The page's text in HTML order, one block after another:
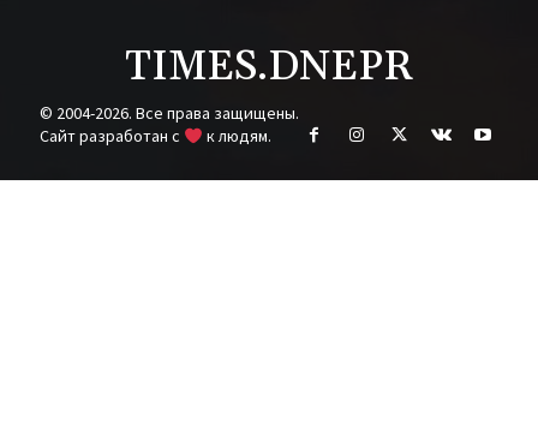
TIMES.DNEPR
© 2004-2026. Все права защищены.
Cайт разработан с
к людям.